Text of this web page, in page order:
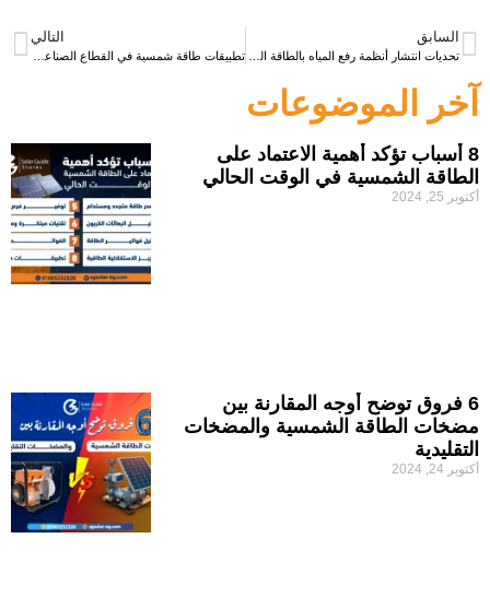
السابق التالي
آخر الموضوعات
8 أسباب تؤكد أهمية الاعتماد على
الطاقة الشمسية في الوقت الحالي
أكتوبر 25, 2024
6 فروق توضح أوجه المقارنة بين
مضخات الطاقة الشمسية والمضخات
التقليدية
أكتوبر 24, 2024